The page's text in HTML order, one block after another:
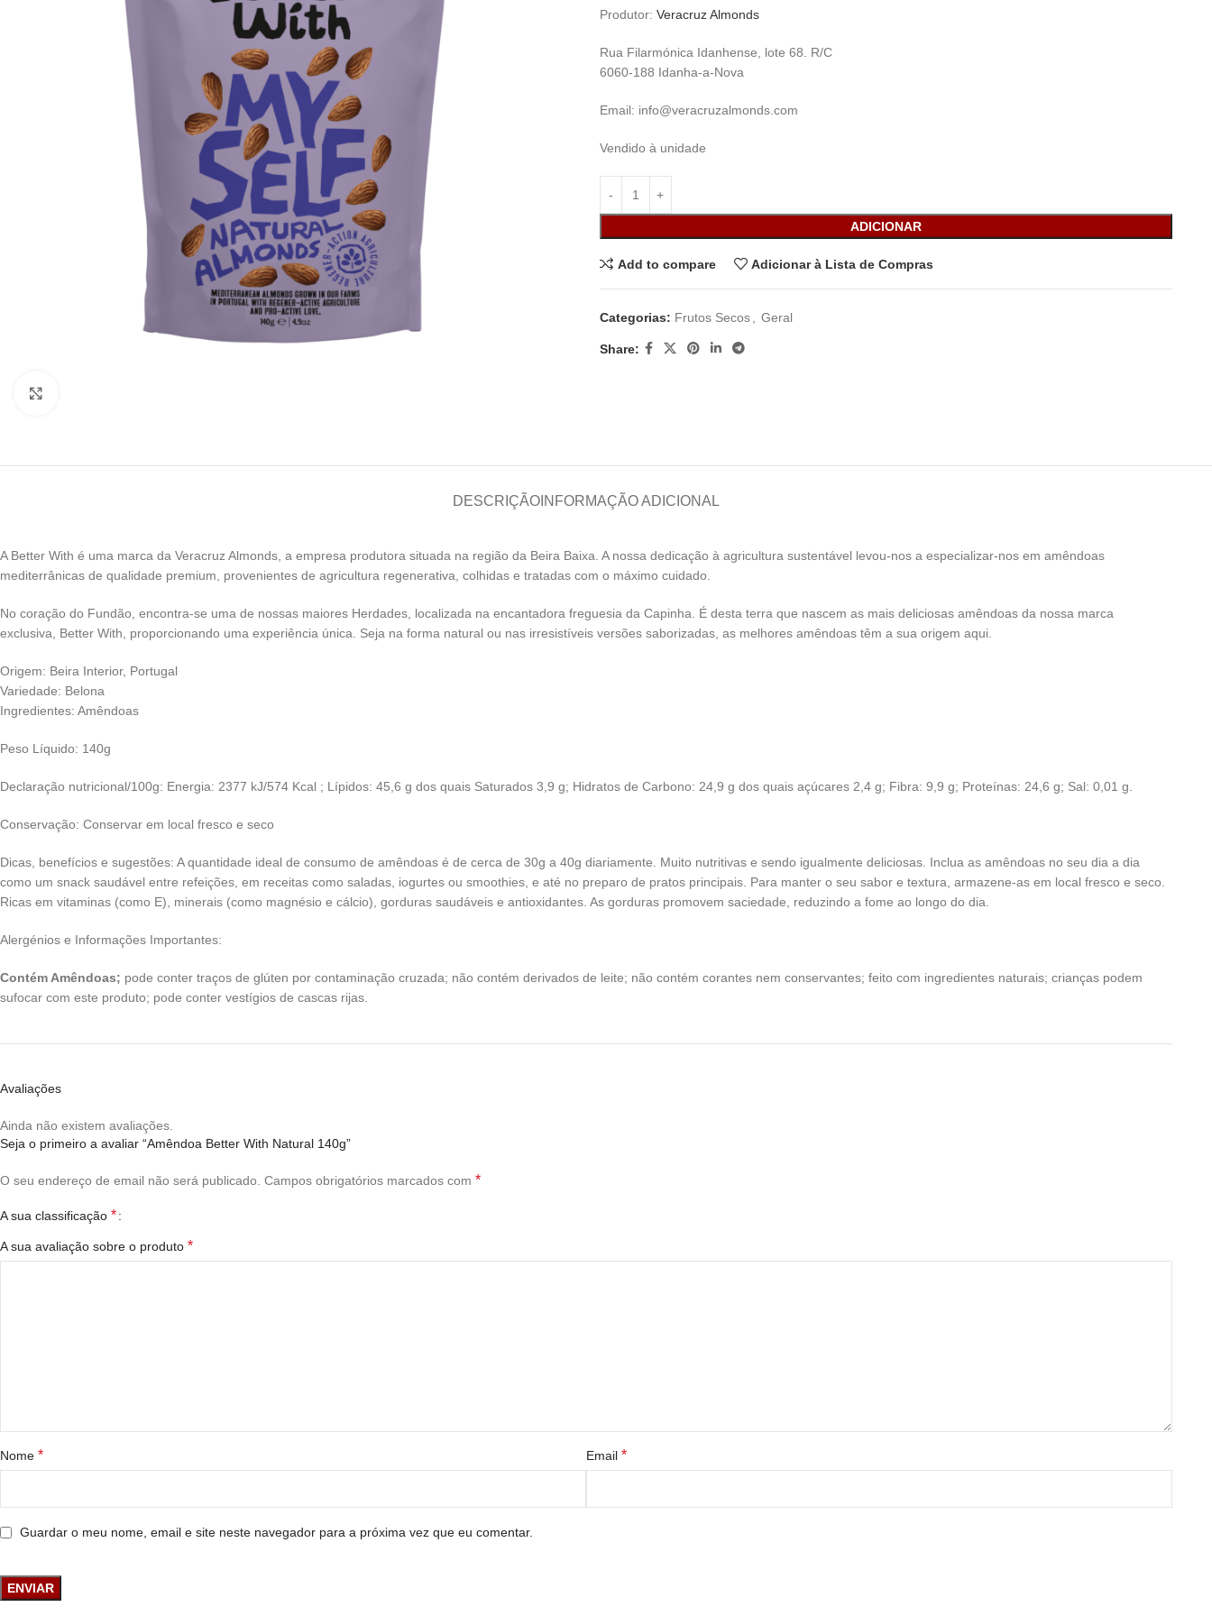
Produtor: Veracruz Almonds
Rua Filarmónica Idanhense, lote 68. R/C
6060-188 Idanha-a-Nova
Email: info@veracruzalmonds.com
Vendido à unidade
ADICIONAR
Add to compare Adicionar à Lista de Compras
Categorias: Frutos Secos Geral
Share:
DESCRIÇÃO INFORMAÇÃO ADICIONAL
A Better With é uma marca da Veracruz Almonds, a empresa produtora situada na região da Beira Baixa. A nossa dedicação à agricultura sustentável levou-nos a especializar-nos em amêndoas
mediterrânicas de qualidade premium, provenientes de agricultura regenerativa, colhidas e tratadas com o máximo cuidado.
No coração do Fundão, encontra-se uma de nossas maiores Herdades, localizada na encantadora freguesia da Capinha. É desta terra que nascem as mais deliciosas amêndoas da nossa marca
exclusiva, Better With, proporcionando uma experiência única. Seja na forma natural ou nas irresistíveis versões saborizadas, as melhores amêndoas têm a sua origem aqui.
Origem: Beira Interior, Portugal
Variedade: Belona
Ingredientes: Amêndoas
Peso Líquido: 140g
Declaração nutricional/100g: Energia: 2377 kJ/574 Kcal ; Lípidos: 45,6 g dos quais Saturados 3,9 g; Hidratos de Carbono: 24,9 g dos quais açúcares 2,4 g; Fibra: 9,9 g; Proteínas: 24,6 g; Sal: 0,01 g.
Conservação: Conservar em local fresco e seco
Dicas, benefícios e sugestões: A quantidade ideal de consumo de amêndoas é de cerca de 30g a 40g diariamente. Muito nutritivas e sendo igualmente deliciosas. Inclua as amêndoas no seu dia a dia
como um snack saudável entre refeições, em receitas como saladas, iogurtes ou smoothies, e até no preparo de pratos principais. Para manter o seu sabor e textura, armazene-as em local fresco e seco.
Ricas em vitaminas (como E), minerais (como magnésio e cálcio), gorduras saudáveis e antioxidantes. As gorduras promovem saciedade, reduzindo a fome ao longo do dia.
Alergénios e Informações Importantes:
Contém Amêndoas; pode conter traços de glúten por contaminação cruzada; não contém derivados de leite; não contém corantes nem conservantes; feito com ingredientes naturais; crianças podem
sufocar com este produto; pode conter vestígios de cascas rijas.
Avaliações
Ainda não existem avaliações.
Seja o primeiro a avaliar “Amêndoa Better With Natural 140g”
O seu endereço de email não será publicado. Campos obrigatórios marcados com *
A sua classificação *
A sua avaliação sobre o produto *
Nome * Email *
Guardar o meu nome, email e site neste navegador para a próxima vez que eu comentar.